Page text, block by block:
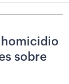
homicidio
sobre